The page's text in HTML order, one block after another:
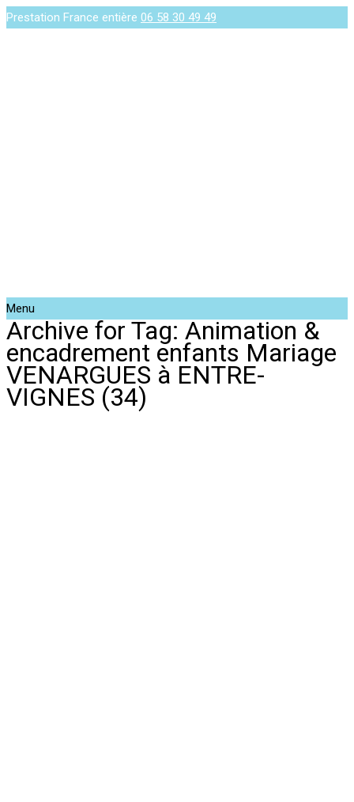
Prestation France entière 06 58 30 49 49
Menu
Archive for Tag: Animation &
encadrement enfants Mariage
VENARGUES à ENTRE-
VIGNES (34)